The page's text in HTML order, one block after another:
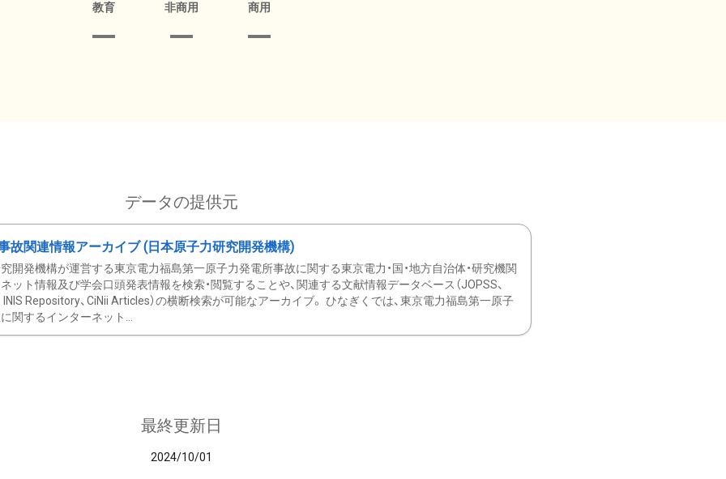
教育 非商用 商用
データの提供元
故関連情報アーカイブ (日本原子力研究開発機構)
開発機構が運営する東京電力福島第一原子力発電所事故に関する東京電力・国・地方自治体・研究機関
ット情報及び学会口頭発表情報を検索・閲覧することや、関連する文献情報データベース（JOPSS、
INIS Repository、CiNii Articles）の横断検索が可能なアーカイブ。 ひなぎくでは、東京電力福島第一原子
関するインターネット...
最終更新日
2024/10/01